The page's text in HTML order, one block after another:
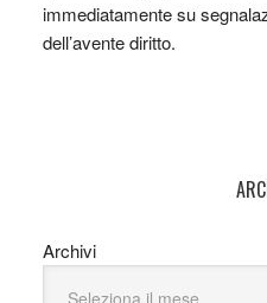
immediatamente su
dell’avente diritto.
Archivi